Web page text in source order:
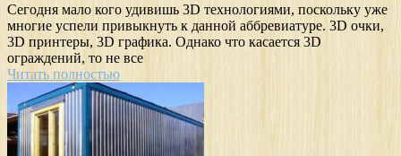
Сегодня мало кого удивишь 3D технологиями, поскольку уже
многие успели привыкнуть к данной аббревиатуре. 3D очки,
3D принтеры, 3D графика. Однако что касается 3D
ограждений, то не все
Читать полностью